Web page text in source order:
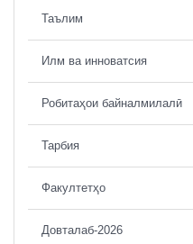
Таълим
Илм ва инноватсия
Робитаҳои байналмилалӣ
Тарбия
Факултетҳо
Довталаб-2026